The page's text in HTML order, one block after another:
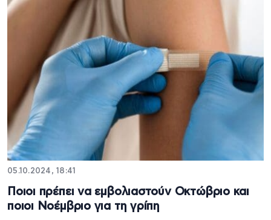
05.10.2024, 18:41
Ποιοι πρέπει να εμβολιαστούν Οκτώβριο και
ποιοι Νοέμβριο για τη γρίπη